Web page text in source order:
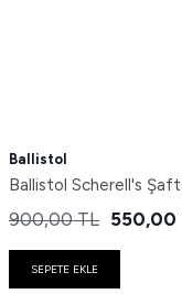
Ballistol
Ballistol Scherell's
900,00 TL 550,00
SEPETE EKLE